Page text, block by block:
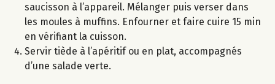
saucisson à l’appareil. Mélanger puis verser dans
les moules à muffins. Enfourner et faire cuire 15 min
en vérifiant la cuisson.
Servir tiède à l’apéritif ou en plat, accompagnés
d’une salade verte.